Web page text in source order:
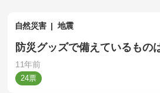
自然災害 地震
防災グッズで備えているもの
11年前
24